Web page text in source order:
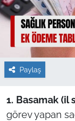
Paylaş
1. Basamak (il
görev yapan
Kamu